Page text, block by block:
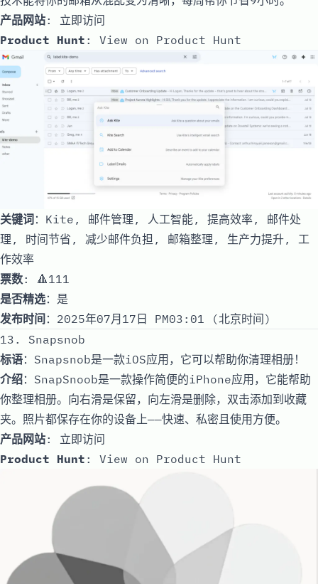
产品网站: 立即访问
Product Hunt : View on Product Hunt
关键词：Kite, 邮件管理, 人工智能, 提高效率, 邮件处
理, 时间节省, 减少邮件负担, 邮箱整理, 生产力提升, 工
作效率
票数: 🔺111
是否精选：是
发布时间 ：2025年07月17日 PM03:01 (北京时间)
13. Snapsnob
标语：Snapsnob是一款iOS应用，它可以帮助你清理相册！
介绍：SnapSnoob是一款操作简便的iPhone应用，它能帮助
你整理相册。向右滑是保留，向左滑是删除，双击添加到收藏
夹。照片都保存在你的设备上——快速、私密且使用方便。
产品网站: 立即访问
Product Hunt : View on Product Hunt